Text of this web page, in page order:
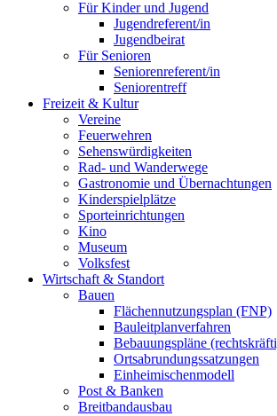
Für Kinder und Jugend
Jugendreferent/in
Jugendbeirat
Für Senioren
Seniorenreferent/in
Seniorentreff
Freizeit & Kultur
Vereine
Feuerwehren
Sehenswürdigkeiten
Rad- und Wanderwege
Gastronomie und Übernachtungen
Kinderspielplätze
Sporteinrichtungen
Kino
Museum
Volksfest
Wirtschaft & Standort
Bauen
Flächennutzungsplan (FNP)
Bauleitplanverfahren
Bebauungspläne
Ortsabrundungssatzungen
Einheimischenmodell
Post & Banken
Breitbandausbau